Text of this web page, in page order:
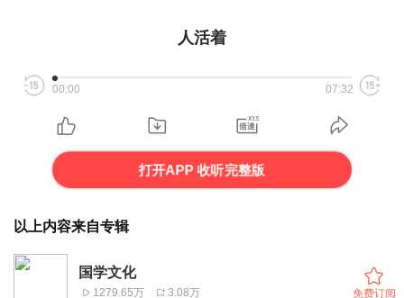
人活着
00:00 07:32
打开APP 收听完整版
以上内容来自专辑
国学文化
1279.65万 3.08万 免费订阅